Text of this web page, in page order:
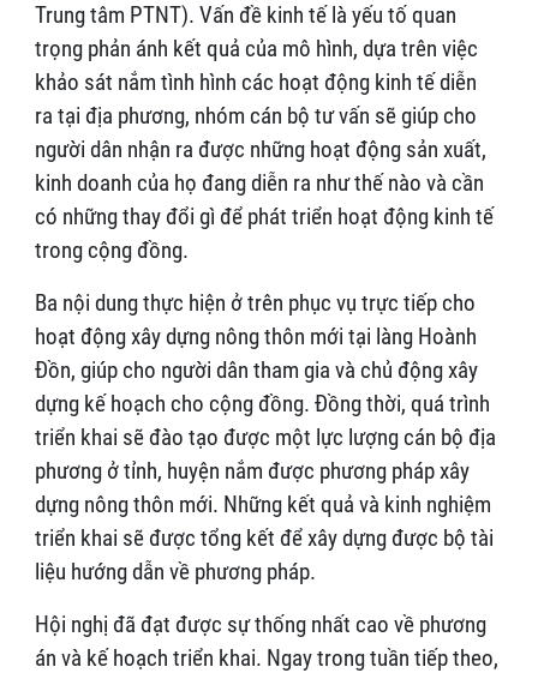
Trung tâm PTNT). Vấn đề kinh tế là yếu tố quan
trọng phản ánh kết quả của mô hình, dựa trên việc
khảo sát nắm tình hình các hoạt động kinh tế diễn
ra tại địa phương, nhóm cán bộ tư vấn sẽ giúp cho
người dân nhận ra được những hoạt động sản xuất,
kinh doanh của họ đang diễn ra như thế nào và cần
có những thay đổi gì để phát triển hoạt động kinh tế
trong cộng đồng.
Ba nội dung thực hiện ở trên phục vụ trực tiếp cho
hoạt động xây dựng nông thôn mới tại làng Hoành
Đồn, giúp cho người dân tham gia và chủ động xây
dựng kế hoạch cho cộng đồng. Đồng thời, quá trình
triển khai sẽ đào tạo được một lực lượng cán bộ địa
phương ở tỉnh, huyện nắm được phương pháp xây
dựng nông thôn mới. Những kết quả và kinh nghiệm
triển khai sẽ được tổng kết để xây dựng được bộ tài
liệu hướng dẫn về phương pháp.
Hội nghị đã đạt được sự thống nhất cao về phương
án và kế hoạch triển khai. Ngay trong tuần tiếp theo,